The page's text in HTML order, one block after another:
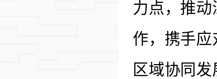
力点，推
作，携手
区域协同